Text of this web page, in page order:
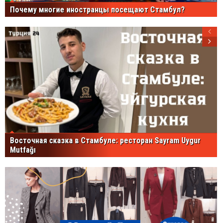
Почему многие иностранцы посещают Стамбул?
Восточная сказка в Стамбуле: ресторан Sayram Uygur
Mutfağı